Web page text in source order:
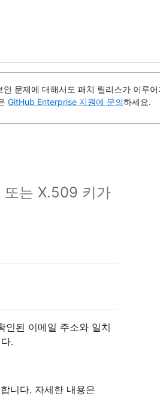
안 문제에 대해서도 패치 릴리스가 이루
GitHub Enterprise 지원에 문의하세요.
또는 X.509 키가
된 이메일 주소와 일치
.
니다. 자세한 내용은